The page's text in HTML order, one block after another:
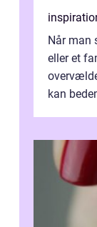
Når man
eller et
kan